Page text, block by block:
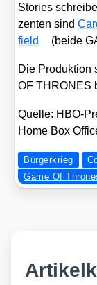
Sto­ries
zen­ten sind
field
(bei­de
Die Pro­duk­ti­on
OF THRONES
Quel­le: HBO-
Home Box
Bürgerkrieg
Game Of